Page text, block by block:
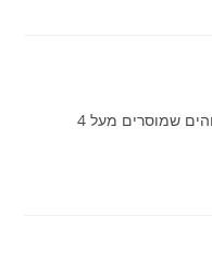
אחד מעורכי הופס. אוהב את מיאמי וגבוהים שמוסרים מעל 4